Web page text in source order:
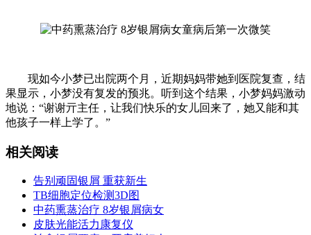
现如今小梦已出院两个月，近期妈妈带她到医院复查，结
果显示，小梦没有复发的预兆。听到这个结果，小梦妈妈激动
地说：“谢谢亓主任，让我们快乐的女儿回来了，她又能和其
他孩子一样上学了。”
相关阅读
告别顽固银屑 重获新生
TB细胞定位检测3D图
中药熏蒸治疗 8岁银屑病女
皮肤光能活力康复仪